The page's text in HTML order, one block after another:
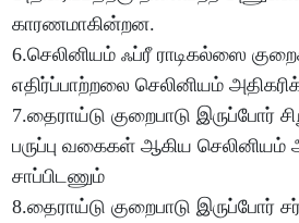
காரணமாகின்றன.
6.செலினியம் ஃப்ரீ ராடிகல்ஸை
எதிர்ப்பாற்றலை செலினியம்
7.தைராய்டு குறைபாடு இருப்போர்
பருப்பு வகைகள் ஆகிய
சாப்பிடணும்
8.தைராய்டு குறைபாடு இருப்போர்